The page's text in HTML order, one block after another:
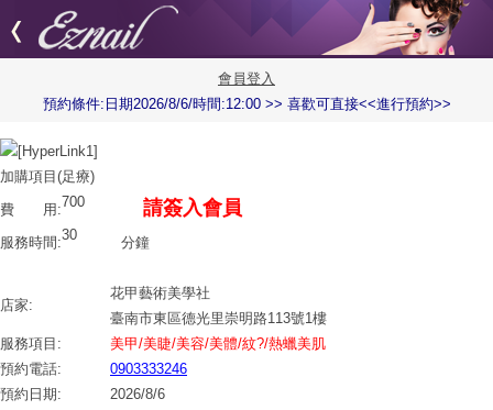
會員登入
預約條件:日期2026/8/6/時間:12:00 >> 喜歡可直接<<進行預約>>
加購項目(足療)
費 用:700 請簽入會員
服務時間:30 分鐘
店家:
花甲藝術美學社
臺南市東區德光里崇明路113號1樓
服務項目:
美甲/美睫/美容/美體/紋?/熱蠟美肌
預約電話:
0903333246
預約日期:
2026/8/6